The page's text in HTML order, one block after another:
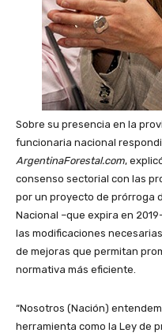
Sobre su presencia en la
funcionaria nacional
ArgentinaForestal.com,
consenso sectorial con las
por un proyecto de prórroga
Nacional –que expira en
las modificaciones
de mejoras que permitan
normativa más eficiente.
“Nosotros (Nación)
herramienta como la Ley de